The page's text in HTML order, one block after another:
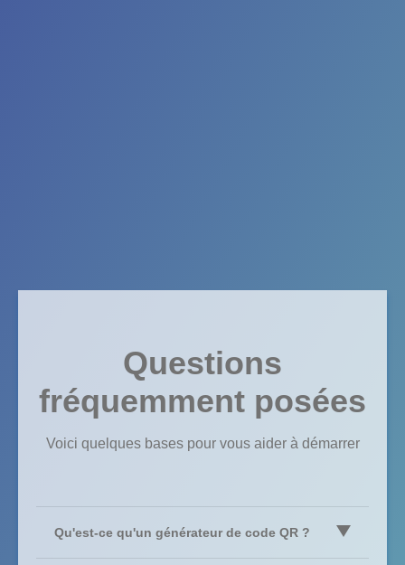
Questions
fréquemment posées
Voici quelques bases pour vous aider à démarrer
Qu'est-ce qu'un générateur de code QR ?